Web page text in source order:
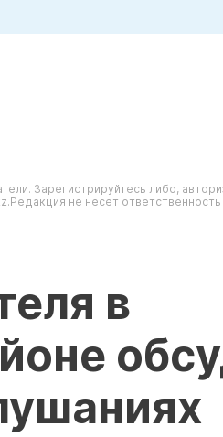
Зарегистрируйтесь либо,
не несет
в